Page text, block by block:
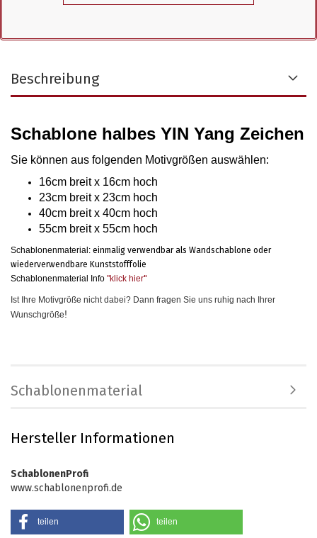
Beschreibung
Schablone halbes YIN Yang Zeichen
Sie können aus folgenden Motivgrößen auswählen:
16cm breit x 16cm hoch
23cm breit x 23cm hoch
40cm breit x 40cm hoch
55cm breit x 55cm hoch
Schablonenmaterial: einmalig verwendbar als Wandschablone oder
wiederverwendbare Kunststofffolie
Schablonenmaterial Info "klick hier"
Ist Ihre Motivgröße nicht dabei? Dann fragen Sie uns ruhig nach Ihrer
Wunschgröße!
Schablonenmaterial
Hersteller Informationen
SchablonenProfi
www.schablonenprofi.de
teilen teilen